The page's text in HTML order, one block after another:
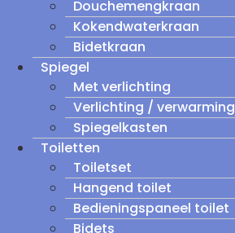
Douchemengkraan
Kokendwaterkraan
Bidetkraan
Spiegel
Met verlichting
Verlichting / verwarming
Spiegelkasten
Toiletten
Toiletset
Hangend toilet
Bedieningspaneel toilet
Bidets